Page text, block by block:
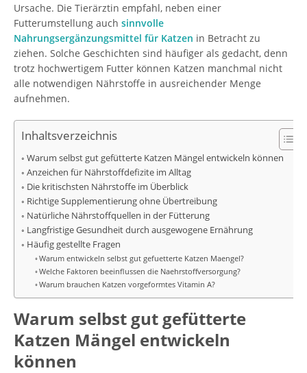
Ursache. Die Tierärztin empfahl, neben einer
Futterumstellung auch sinnvolle
Nahrungsergänzungsmittel für Katzen in Betracht zu
ziehen. Solche Geschichten sind häufiger als gedacht, denn
trotz hochwertigem Futter können Katzen manchmal nicht
alle notwendigen Nährstoffe in ausreichender Menge
aufnehmen.
Inhaltsverzeichnis
Warum selbst gut gefütterte Katzen Mängel entwickeln können
Anzeichen für Nährstoffdefizite im Alltag
Die kritischsten Nährstoffe im Überblick
Richtige Supplementierung ohne Übertreibung
Natürliche Nährstoffquellen in der Fütterung
Langfristige Gesundheit durch ausgewogene Ernährung
Häufig gestellte Fragen
Warum entwickeln selbst gut gefuetterte Katzen Maengel?
Welche Faktoren beeinflussen die Naehrstoffversorgung?
Warum brauchen Katzen vorgeformtes Vitamin A?
Warum selbst gut gefütterte
Katzen Mängel entwickeln
können